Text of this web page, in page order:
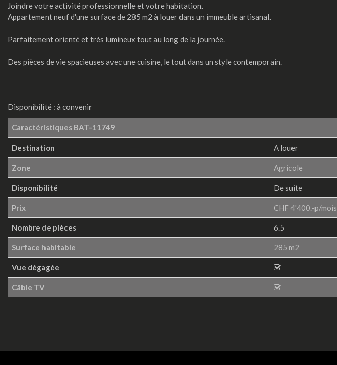
Joindre votre activité professionnelle et votre habitation.
Appartement neuf d'une surface de 285 m2 à louer dans un immeuble artisanal.
Parfaitement orienté et très lumineux tout au long de la journée.
Des pièces de vie spacieuses avec une cuisine, le tout dans un style contemporain.
Disponibilité : à convenir
Caractéristiques BAT-11749
Destination A louer
Zone Agricole
Disponibilité De suite
Prix CHF 4'400.-p/mois
Nombre de pièces 6.5
Surface habitable 285 m2
Vue dégagée
Câble TV